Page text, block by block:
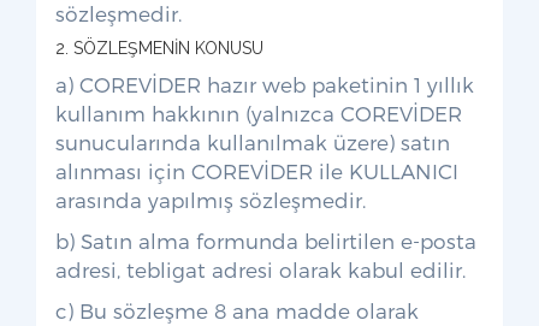
sözleşmedir.
2. SÖZLEŞMENİN KONUSU
a) COREVİDER hazır web paketinin 1 yıllık
kullanım hakkının (yalnızca COREVİDER
sunucularında kullanılmak üzere) satın
alınması için COREVİDER ile KULLANICI
arasında yapılmış sözleşmedir.
b) Satın alma formunda belirtilen e-posta
adresi, tebligat adresi olarak kabul edilir.
c) Bu sözleşme 8 ana madde olarak